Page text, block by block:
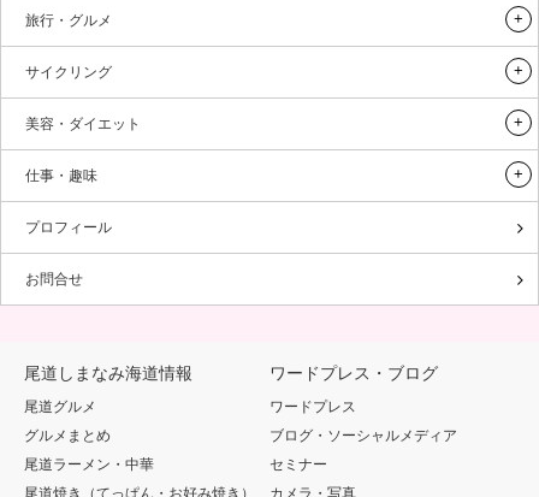
旅行・グルメ
サイクリング
美容・ダイエット
仕事・趣味
プロフィール
お問合せ
尾道しまなみ海道情報
尾道グルメ
グルメまとめ
尾道ラーメン・中華
尾道焼き（てっぱん・お好み焼き）
ワードプレス・ブログ
ワードプレス
ブログ・ソーシャルメディア
セミナー
カメラ・写真